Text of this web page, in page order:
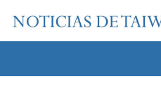
Pase a contenido principal